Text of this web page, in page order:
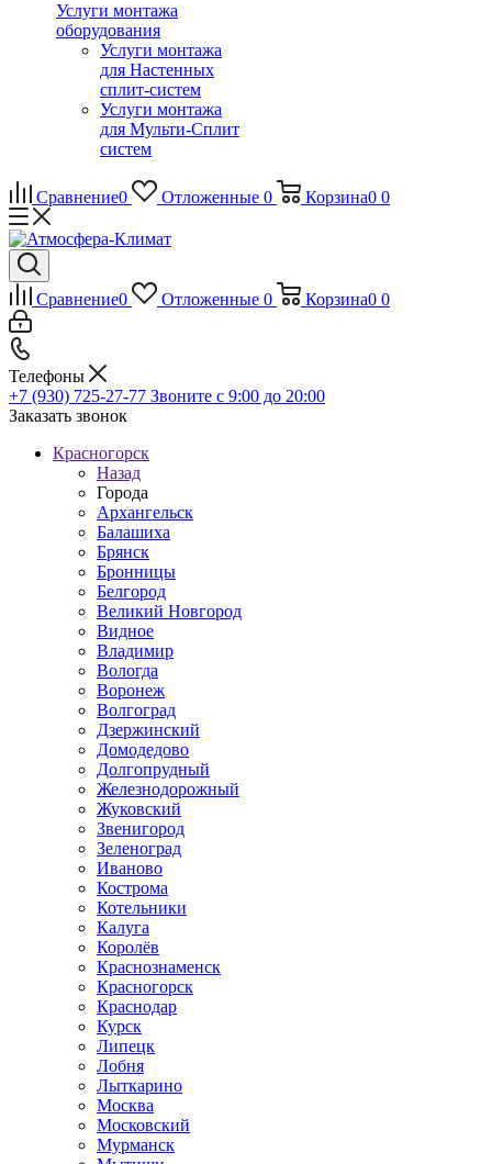
Услуги монтажа
оборудования
Услуги монтажа
для Настенных
сплит-систем
Услуги монтажа
для Мульти-Сплит
систем
Сравнение0 Отложенные 0 Корзина0 0
Сравнение0 Отложенные 0 Корзина0 0
Телефоны
+7 (930) 725-27-77 Звоните с 9:00 до 20:00
Заказать звонок
Красногорск
Назад
Города
Архангельск
Балашиха
Брянск
Бронницы
Белгород
Великий Новгород
Видное
Владимир
Вологда
Воронеж
Волгоград
Дзержинский
Домодедово
Долгопрудный
Железнодорожный
Жуковский
Звенигород
Зеленоград
Иваново
Кострома
Котельники
Калуга
Королёв
Краснознаменск
Красногорск
Краснодар
Курск
Липецк
Лобня
Лыткарино
Москва
Московский
Мурманск